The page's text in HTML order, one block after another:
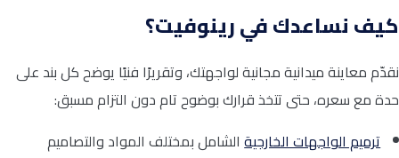
كيف نساعدك في رينوفيت؟
نقدّم معاينة ميدانية مجانية لواجهتك، وتقريرًا فنيًا يوضح كل بند على
حدة مع سعره، حتى تتخذ قرارك بوضوح تام دون التزام مسبق:
ترميم الواجهات الخارجيةالشامل بمختلف المواد والتصاميم